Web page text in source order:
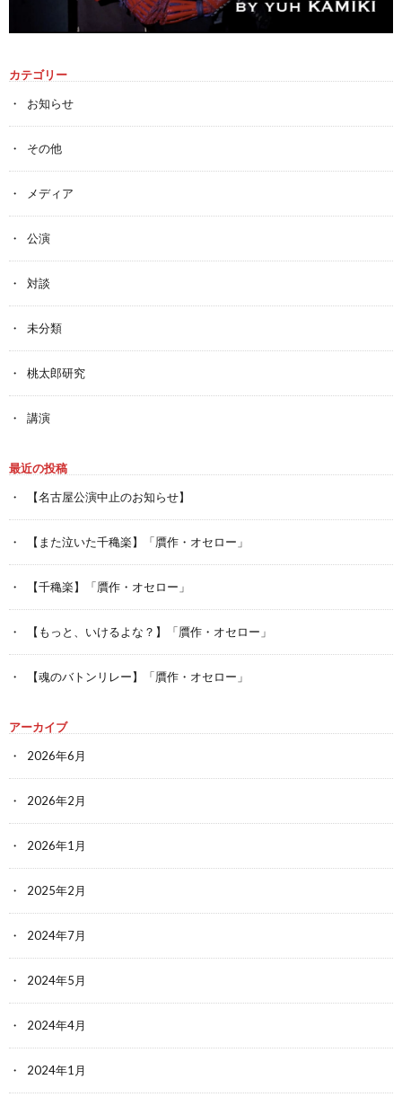
カテゴリー
お知らせ
その他
メディア
公演
対談
未分類
桃太郎研究
講演
最近の投稿
【名古屋公演中止のお知らせ】
【また泣いた千穐楽】「贋作・オセロー」
【千穐楽】「贋作・オセロー」
【もっと、いけるよな？】「贋作・オセロー」
【魂のバトンリレー】「贋作・オセロー」
アーカイブ
2026年6月
2026年2月
2026年1月
2025年2月
2024年7月
2024年5月
2024年4月
2024年1月